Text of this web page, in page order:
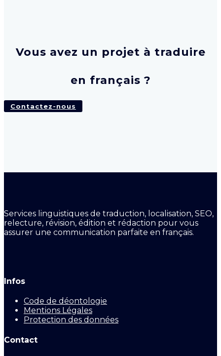
Vous avez un projet à traduire
en français ?
Contactez-nous
Services linguistiques de traduction, localisation, SEO,
relecture, révision, édition et rédaction pour vous
assurer une communication parfaite en français.
Infos
Code de déontologie
Mentions Légales
Protection des données
Contact